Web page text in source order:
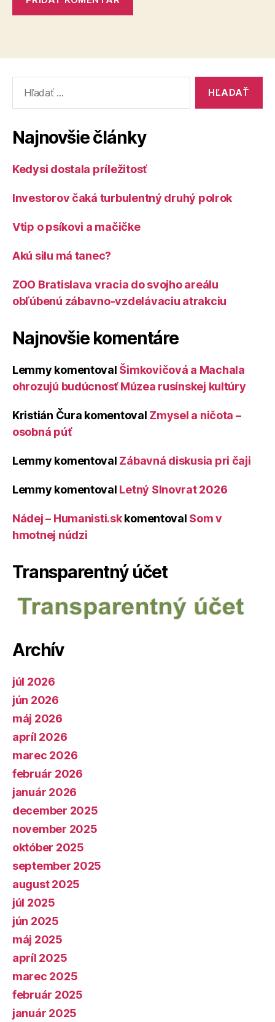
Najnovšie články
Kedysi dostala príležitosť
Investorov čaká turbulentný druhý polrok
Vtip o psíkovi a mačičke
Akú silu má tanec?
ZOO Bratislava vracia do svojho areálu
obľúbenú zábavno-vzdelávaciu atrakciu
Najnovšie komentáre
Lemmy komentoval Šimkovičová a Machala
ohrozujú budúcnosť Múzea rusínskej kultúry
Kristián Čura komentoval Zmysel a ničota –
osobná púť
Lemmy komentoval Zábavná diskusia pri čaji
Lemmy komentoval Letný Slnovrat 2026
Nádej – Humanisti.skkomentoval Som v
hmotnej núdzi
Transparentný účet
Archív
júl 2026
jún 2026
máj 2026
apríl 2026
marec 2026
február 2026
január 2026
december 2025
november 2025
október 2025
september 2025
august 2025
júl 2025
jún 2025
máj 2025
apríl 2025
marec 2025
február 2025
január 2025